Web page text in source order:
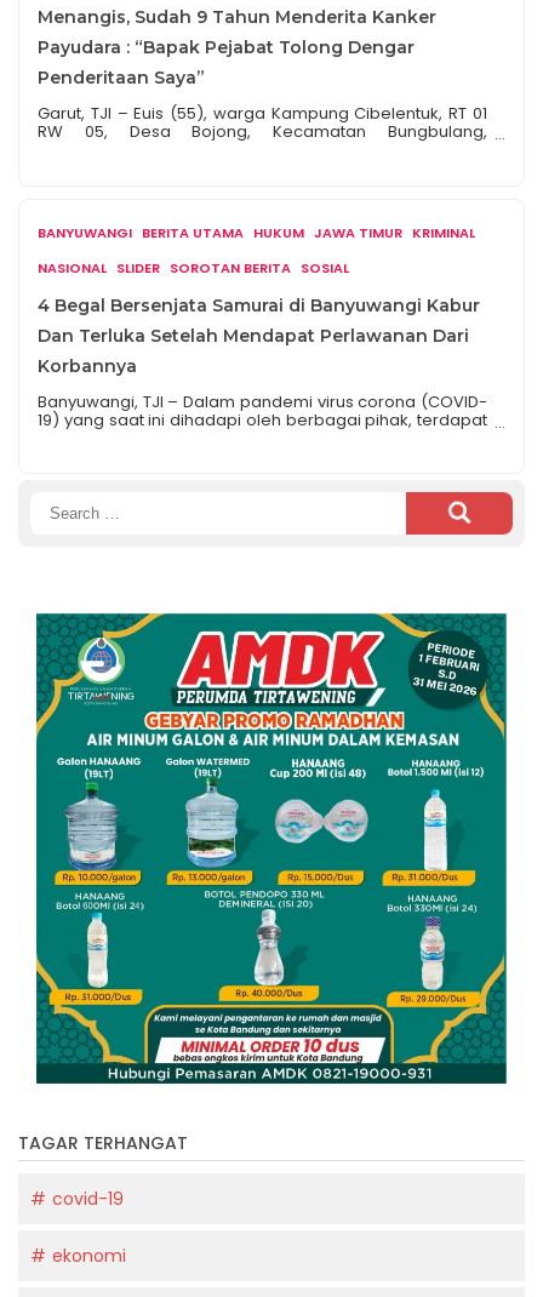
Menangis, Sudah 9 Tahun Menderita Kanker
Payudara : “Bapak Pejabat Tolong Dengar
Penderitaan Saya”
Garut, TJI – Euis (55), warga Kampung Cibelentuk, RT 01
RW 05, Desa Bojong, Kecamatan Bungbulang,
karena dia merupakan […]
BANYUWANGI BERITA UTAMA HUKUM JAWA TIMUR KRIMINAL
NASIONAL SLIDER SOROTAN BERITA SOSIAL
4 Begal Bersenjata Samurai di Banyuwangi Kabur
Dan Terluka Setelah Mendapat Perlawanan Dari
Korbannya
Banyuwangi, TJI – Dalam pandemi virus corona (COVID-
19) yang saat ini dihadapi oleh berbagai pihak, terdapat
yang menjadi viral dan terjadi di Banyuwangi Jawa
Timur. Mengutip dari laman akun Instagram
Search
TAGAR TERHANGAT
covid-19
ekonomi